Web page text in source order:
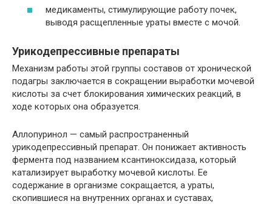
медикаменты, стимулирующие работу почек,
выводя расщепленные ураты вместе с мочой.
Урикодепрессивные препараты
Механизм работы этой группы составов от хронической
подагры заключается в сокращении выработки мочевой
кислоты за счет блокирования химических реакций, в
ходе которых она образуется.
Аллопуринол — самый распространенный
урикодепрессивный препарат. Он понижает активность
фермента под названием ксантиноксидаза, который
катализирует выработку мочевой кислоты. Ее
содержание в организме сокращается, а ураты,
скопившиеся на внутренних органах и суставах,